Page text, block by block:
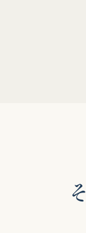
そ